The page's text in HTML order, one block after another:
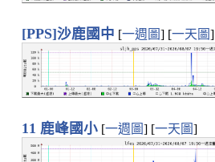
[PPS]沙鹿國中 [一週圖] [一天圖]
11 鹿峰國小 [一週圖] [一天圖]